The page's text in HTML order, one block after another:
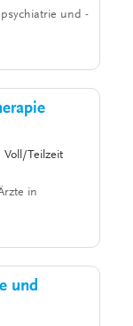
und -
Voll/Teilzeit
in
und